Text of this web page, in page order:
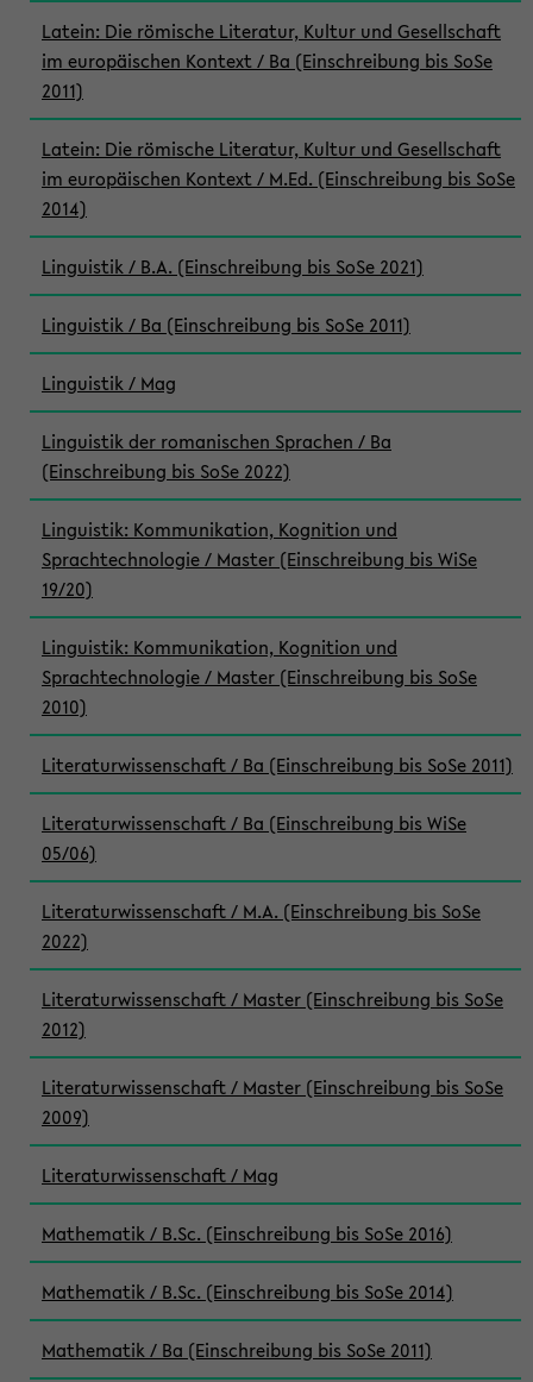
Latein: Die römische Literatur, Kultur und Gesellschaft
im europäischen Kontext / Ba (Einschreibung bis SoSe
2011)
Latein: Die römische Literatur, Kultur und Gesellschaft
im europäischen Kontext / M.Ed. (Einschreibung bis SoSe
2014)
Linguistik / B.A. (Einschreibung bis SoSe 2021)
Linguistik / Ba (Einschreibung bis SoSe 2011)
Linguistik / Mag
Linguistik der romanischen Sprachen / Ba
(Einschreibung bis SoSe 2022)
Linguistik: Kommunikation, Kognition und
Sprachtechnologie / Master (Einschreibung bis WiSe
19/20)
Linguistik: Kommunikation, Kognition und
Sprachtechnologie / Master (Einschreibung bis SoSe
2010)
Literaturwissenschaft / Ba (Einschreibung bis SoSe 2011)
Literaturwissenschaft / Ba (Einschreibung bis WiSe
05/06)
Literaturwissenschaft / M.A. (Einschreibung bis SoSe
2022)
Literaturwissenschaft / Master (Einschreibung bis SoSe
2012)
Literaturwissenschaft / Master (Einschreibung bis SoSe
2009)
Literaturwissenschaft / Mag
Mathematik / B.Sc. (Einschreibung bis SoSe 2016)
Mathematik / B.Sc. (Einschreibung bis SoSe 2014)
Mathematik / Ba (Einschreibung bis SoSe 2011)